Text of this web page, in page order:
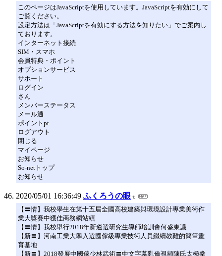
このページはJavaScriptを使用しています。JavaScriptを有効にして
ご覧ください。
設定方法は「JavaScriptを有効にする方法を知りたい」でご案内し
ております。
インターネット接続
SIM・スマホ
会員特典・ポイント
オプションサービス
サポート
ログイン
さん
メンバーステータス
メール通
ポイントpt
ログアウト
閉じる
マイページ
お知らせ
So-netトップ
お知らせ
2020/05/01 16:36:49 ふくろうの眼
【〓情】我校學生在第十五屆全國高校建築與環境設計專業美術作
業大獎賽中獲佳商務網站績
【〓情】我校舉行2018年新遴選研究生導師培訓會何盛東議
【新〓】河南工業大學入選國傢級專業技術人員繼續教雞的簡筆畫
育基地
【新〓】2018發展中國傢少林武術〓中文字幕亂倫視頻陳氏太極拳